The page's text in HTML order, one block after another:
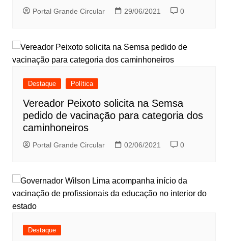
Portal Grande Circular 29/06/2021 0
Destaque Política
Vereador Peixoto solicita na Semsa
pedido de vacinação para categoria dos
caminhoneiros
Portal Grande Circular 02/06/2021 0
Destaque